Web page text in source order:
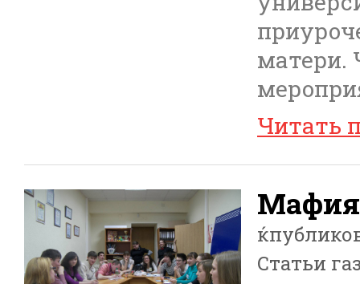
матери.
Читать
Статьи